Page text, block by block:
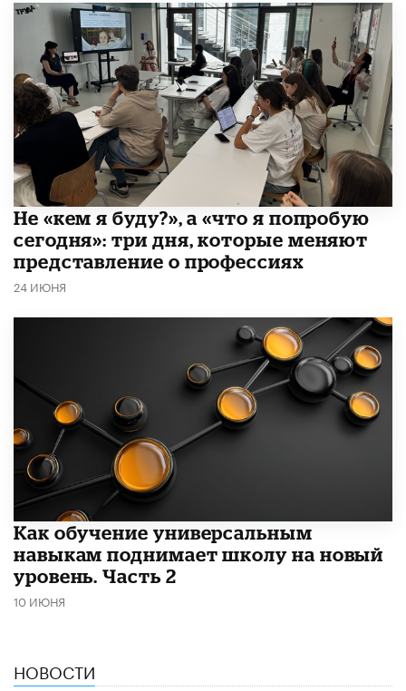
Не «кем я буду?», а «что я попробую
сегодня»: три дня, которые меняют
представление о профессиях
24 ИЮНЯ
​Как обучение универсальным
навыкам поднимает школу на новый
уровень. Часть 2
10 ИЮНЯ
НОВОСТИ